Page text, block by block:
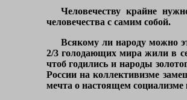
Человечеству крайне
человечества с самим собой.
Всякому ли народу можно
2/3 голодающих мира жили в
чтоб годились и народы
России на коллективизме
мечта о настоящем социализме